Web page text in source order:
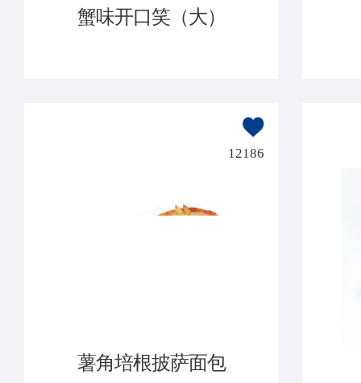
蟹味开口笑（大）
12186
薯角培根披萨面包